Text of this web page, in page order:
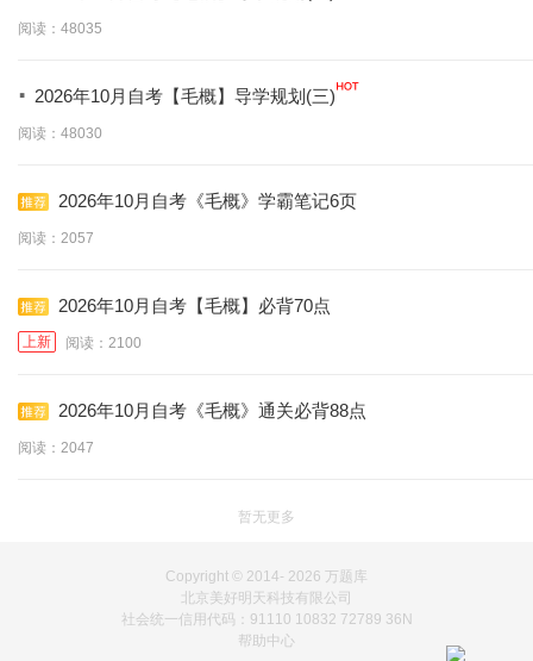
阅读：48035
· 2026年10月自考【毛概】导学规划(三)
阅读：48030
2026年10月自考《毛概》学霸笔记6页
阅读：2057
2026年10月自考【毛概】必背70点
上新 阅读：2100
2026年10月自考《毛概》通关必背88点
阅读：2047
暂无更多
Copyright © 2014- 2026 万题库
北京美好明天科技有限公司
社会统一信用代码：91110 10832 72789 36N
帮助中心